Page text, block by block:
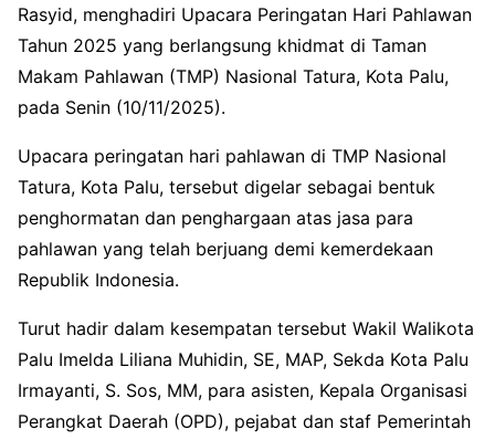
Rasyid, menghadiri Upacara Peringatan Hari Pahlawan
Tahun 2025 yang berlangsung khidmat di Taman
Makam Pahlawan (TMP) Nasional Tatura, Kota Palu,
pada Senin (10/11/2025).
Upacara peringatan hari pahlawan di TMP Nasional
Tatura, Kota Palu, tersebut digelar sebagai bentuk
penghormatan dan penghargaan atas jasa para
pahlawan yang telah berjuang demi kemerdekaan
Republik Indonesia.
Turut hadir dalam kesempatan tersebut Wakil Walikota
Palu Imelda Liliana Muhidin, SE, MAP, Sekda Kota Palu
Irmayanti, S. Sos, MM, para asisten, Kepala Organisasi
Perangkat Daerah (OPD), pejabat dan staf Pemerintah